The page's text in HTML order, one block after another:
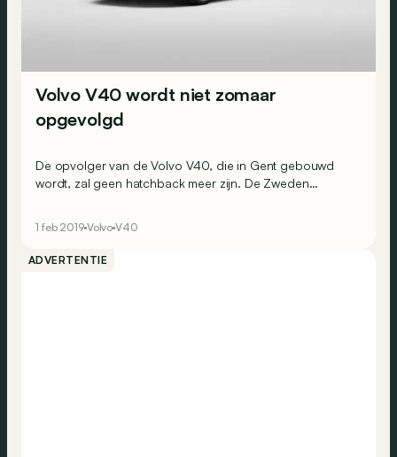
Volvo V40 wordt niet zomaar
opgevolgd
De opvolger van de Volvo V40, die in Gent gebouwd
wordt, zal geen hatchback meer zijn. De Zweden
1 feb 2019 Volvo V40
ADVERTENTIE